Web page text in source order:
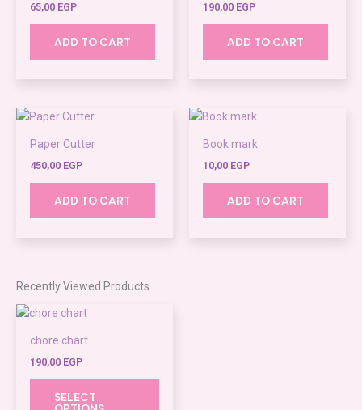
65,00 EGP
ADD TO CART
190,00 EGP
ADD TO CART
Paper Cutter
450,00 EGP
ADD TO CART
Book mark
10,00 EGP
ADD TO CART
Recently Viewed Products
chore chart
190,00 EGP
SELECT